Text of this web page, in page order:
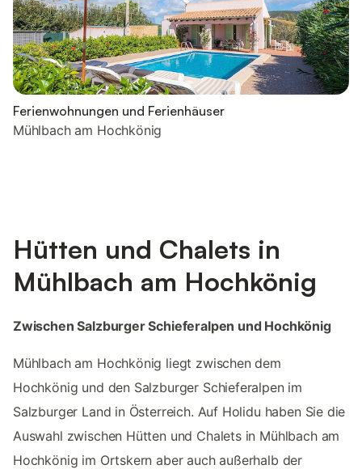
Ferienwohnungen und Ferienhäuser
Mühlbach am Hochkönig
Hütten und Chalets in
Mühlbach am Hochkönig
Zwischen Salzburger Schieferalpen und Hochkönig
Mühlbach am Hochkönig liegt zwischen dem
Hochkönig und den Salzburger Schieferalpen im
Salzburger Land in Österreich. Auf Holidu haben Sie die
Auswahl zwischen Hütten und Chalets in Mühlbach am
Hochkönig im Ortskern aber auch außerhalb der